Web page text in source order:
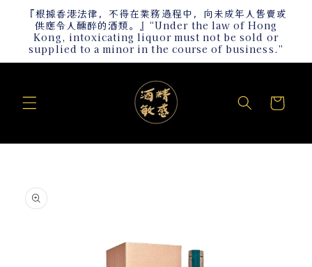
跳至內
容
『根據香港法律，不得在業務過程中，向未成年人售賣或
供應令人醺醉的酒類。』“Under the law of Hong
Kong, intoxicating liquor must not be sold or
supplied to a minor in the course of business.”
物
略過產
品資訊